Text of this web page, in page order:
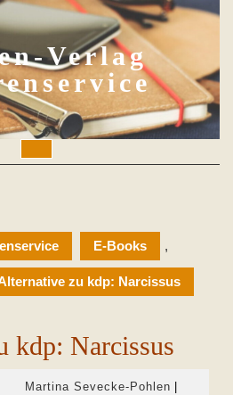
Verlag
E-Books ,
zu kdp: Narcissus
kdp: Narcissus
Martina Sevecke-PohlenMartina